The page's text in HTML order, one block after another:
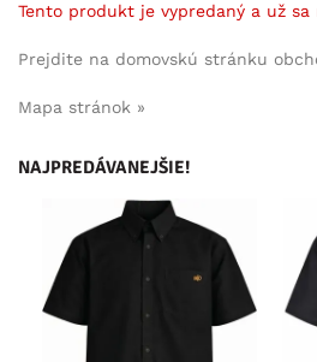
Tento produkt je vypredaný a už sa
Prejdite na domovskú stránku
Mapa stránok »
NAJPREDÁVANEJŠIE!